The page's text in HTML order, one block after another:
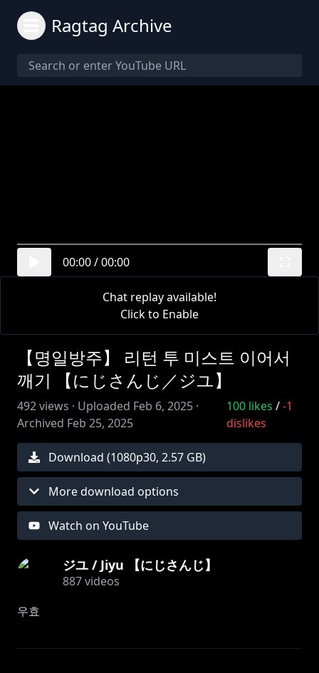
Ragtag Archive
00:00/00:00
Chat replay available!
Click to Enable
【명일방주】 리턴 투 미스트 이어서
깨기 【にじさんじ／ジユ】
492views · Uploaded Feb 6, 2025 ·
Archived Feb 25, 2025
100likes / -1
dislikes
Download (1080p30, 2.57 GB)
More download options
Watch on YouTube
ジユ / Jiyu 【にじさんじ】
887videos
우효
----------------------------------------------------------